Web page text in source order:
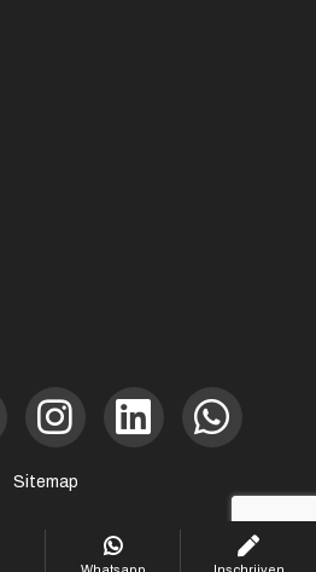
Sitemap
Whatsapp Inschrijven